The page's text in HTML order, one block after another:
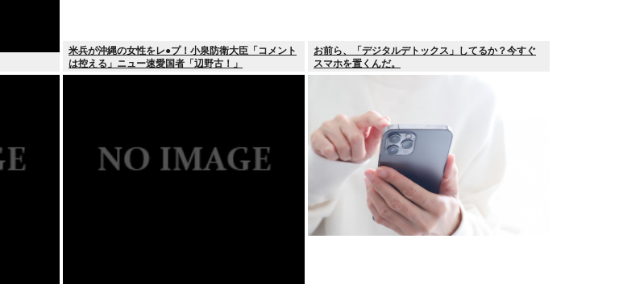
米兵が沖縄の女性をレ●プ！小泉防衛大臣「コメント
は控える」ニュー速愛国者「辺野古！」
お前ら、「デジタルデトックス」してるか？今すぐ
スマホを置くんだ。